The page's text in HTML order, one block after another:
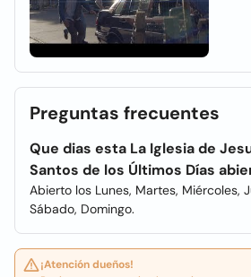
Preguntas frecuentes
Que dias esta La Iglesia de
Santos de los Últimos Días
Abierto los Lunes, Martes, Miércoles,
Sábado, Domingo.
¡Atención dueños!